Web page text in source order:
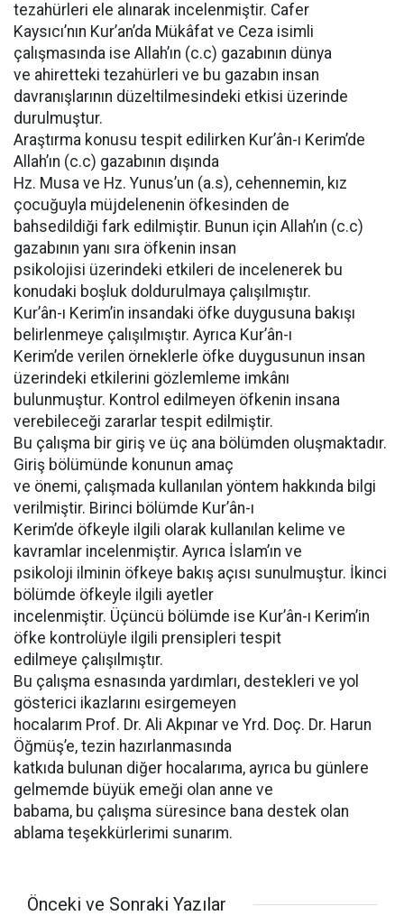
tezahürleri ele alınarak incelenmiştir. Cafer
Kaysıcı’nın Kur’an’da Mükâfat ve Ceza isimli
çalışmasında ise Allah’ın (c.c) gazabının dünya
ve ahiretteki tezahürleri ve bu gazabın insan
davranışlarının düzeltilmesindeki etkisi üzerinde
durulmuştur.
Araştırma konusu tespit edilirken Kur’ân-ı Kerim’de
Allah’ın (c.c) gazabının dışında
Hz. Musa ve Hz. Yunus’un (a.s), cehennemin, kız
çocuğuyla müjdelenenin öfkesinden de
bahsedildiği fark edilmiştir. Bunun için Allah’ın (c.c)
gazabının yanı sıra öfkenin insan
psikolojisi üzerindeki etkileri de incelenerek bu
konudaki boşluk doldurulmaya çalışılmıştır.
Kur’ân-ı Kerim’in insandaki öfke duygusuna bakışı
belirlenmeye çalışılmıştır. Ayrıca Kur’ân-ı
Kerim’de verilen örneklerle öfke duygusunun insan
üzerindeki etkilerini gözlemleme imkânı
bulunmuştur. Kontrol edilmeyen öfkenin insana
verebileceği zararlar tespit edilmiştir.
Bu çalışma bir giriş ve üç ana bölümden oluşmaktadır.
Giriş bölümünde konunun amaç
ve önemi, çalışmada kullanılan yöntem hakkında bilgi
verilmiştir. Birinci bölümde Kur’ân-ı
Kerim’de öfkeyle ilgili olarak kullanılan kelime ve
kavramlar incelenmiştir. Ayrıca İslam’ın ve
psikoloji ilminin öfkeye bakış açısı sunulmuştur. İkinci
bölümde öfkeyle ilgili ayetler
incelenmiştir. Üçüncü bölümde ise Kur’ân-ı Kerim’in
öfke kontrolüyle ilgili prensipleri tespit
edilmeye çalışılmıştır.
Bu çalışma esnasında yardımları, destekleri ve yol
gösterici ikazlarını esirgemeyen
hocalarım Prof. Dr. Ali Akpınar ve Yrd. Doç. Dr. Harun
Öğmüş’e, tezin hazırlanmasında
katkıda bulunan diğer hocalarıma, ayrıca bu günlere
gelmemde büyük emeği olan anne ve
babama, bu çalışma süresince bana destek olan
ablama teşekkürlerimi sunarım.
Önceki ve Sonraki Yazılar